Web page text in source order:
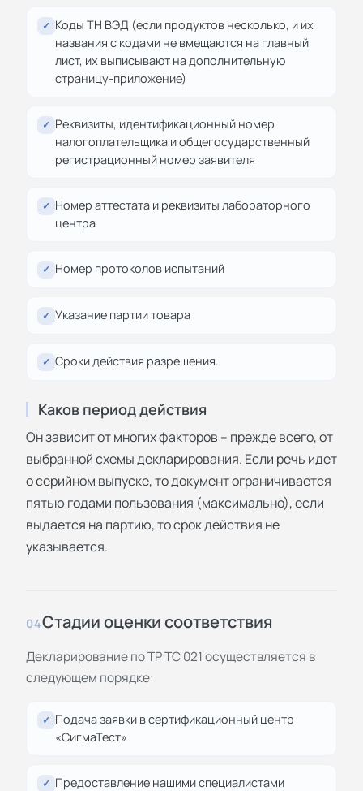
✓ Коды ТН ВЭД (если продуктов несколько, и их
названия с кодами не вмещаются на главный
лист, их выписывают на дополнительную
страницу-приложение)
✓ Реквизиты, идентификационный номер
налогоплательщика и общегосударственный
регистрационный номер заявителя
✓ Номер аттестата и реквизиты лабораторного
центра
✓ Номер протоколов испытаний
✓ Указание партии товара
✓ Сроки действия разрешения.
Каков период действия
Он зависит от многих факторов – прежде всего, от
выбранной схемы декларирования. Если речь идет
о серийном выпуске, то документ ограничивается
пятью годами пользования (максимально), если
выдается на партию, то срок действия не
указывается.
04Стадии оценки соответствия
Декларирование по ТР ТС 021 осуществляется в
следующем порядке:
✓ Подача заявки в сертификационный центр
«СигмаТест»
✓ Предоставление нашими специалистами